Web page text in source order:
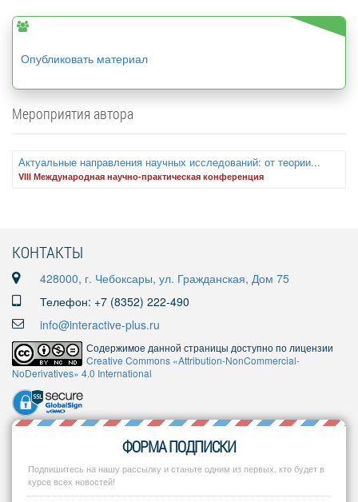
Опубликовать материал
Мероприятия автора
Актуальные направления научных исследований: от теории...
VIII Международная научно-практическая конференция
КОНТАКТЫ
428000, г. Чебоксары, ул. Гражданская, Дом 75
Телефон: +7 (8352) 222-490
info@interactive-plus.ru
Содержимое данной страницы доступно по лицензии
Creative Commons «Attribution-NonCommercial-
NoDerivatives» 4.0 International
ФОРМА ПОДПИСКИ
Подпишитесь на нашу рассылку и станьте одним из первых, кто будет в
курсе всех новостей!